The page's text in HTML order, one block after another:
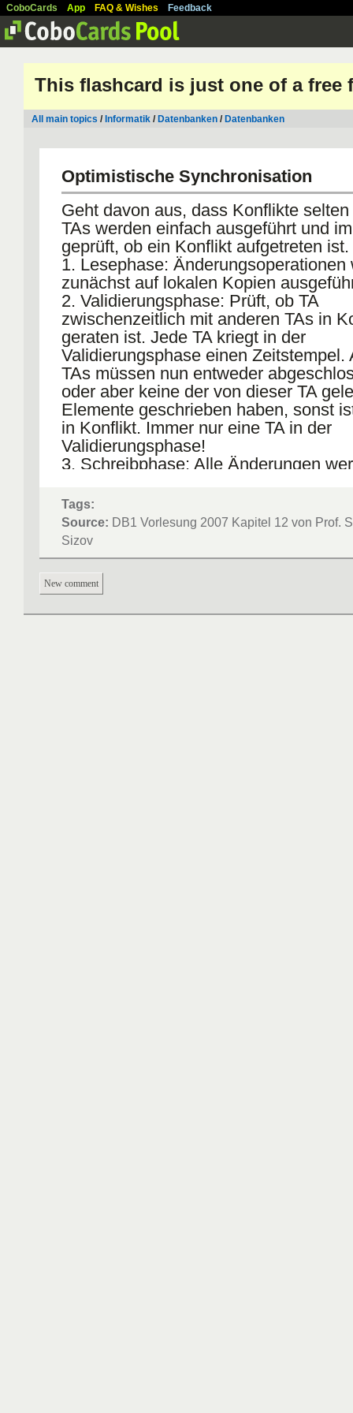
CoboCards App FAQ & Wishes Feedback
This flashcard is just one of a free
All main topics / Informatik / Datenbanken / Datenbanken
Optimistische Synchronisation
Geht davon aus, dass Konflikte
TAs werden einfach ausgeführt und
geprüft, ob ein Konflikt aufgetreten ist.
1. Lesephase: Änderungsoperationen
zunächst auf lokalen Kopien
2. Validierungsphase: Prüft, ob TA
zwischenzeitlich mit anderen TAs in
geraten ist. Jede TA kriegt in der
Validierungsphase einen Zeitstempel.
TAs müssen nun entweder
oder aber keine der von dieser TA
Elemente geschrieben haben, sonst
in Konflikt. Immer nur eine TA in der
Validierungsphase!
3. Schreibphase: Alle Änderungen
Tags:
Source: DB1 Vorlesung 2007 Kapitel 12 von Prof.
Sizov
New comment